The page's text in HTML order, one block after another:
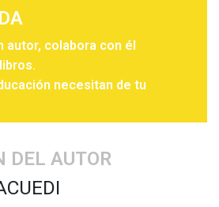
autor, colabora con él
necesitan de tu
DEL AUTOR